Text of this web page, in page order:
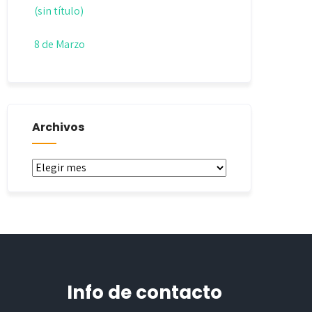
(sin título)
8 de Marzo
Archivos
Archivos
Info de contacto